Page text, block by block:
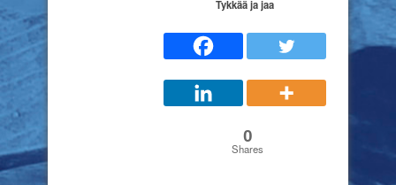
Tykkää ja jaa
0
Shares